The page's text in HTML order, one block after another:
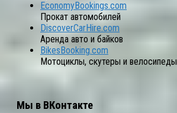
EconomyBookings.com
Прокат автомобилей
DiscoverCarHire.com
Аренда авто и байков
BikesBooking.com
Мотоциклы, скутеры и велосипеды
Мы в ВКонтакте